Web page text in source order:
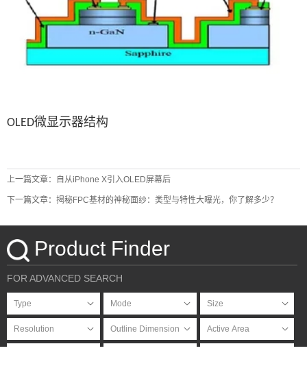
OLED微显示器结构
上一篇文章：自从iPhone X引入OLED屏幕后
下一篇文章：揭秘FPC基材的神秘面纱：类型与特性大曝光，你了解多少？
Product Finder
FOR ADVANCED SEARCH